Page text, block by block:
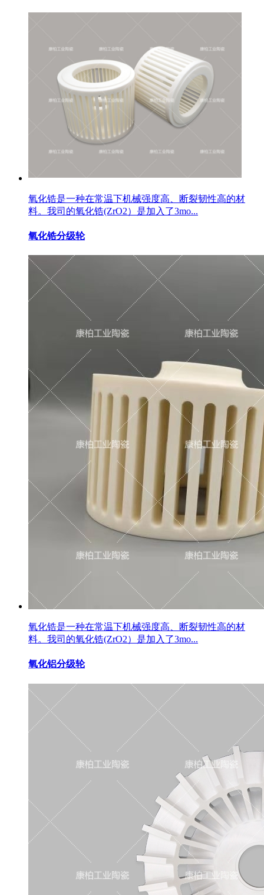
氧化锆是一种在常温下机械强度高、断裂韧性高的材
料。我司的氧化锆(ZrO2）是加入了3mo...
氧化锆分级轮
氧化锆是一种在常温下机械强度高、断裂韧性高的材
料。我司的氧化锆(ZrO2）是加入了3mo...
氧化铝分级轮